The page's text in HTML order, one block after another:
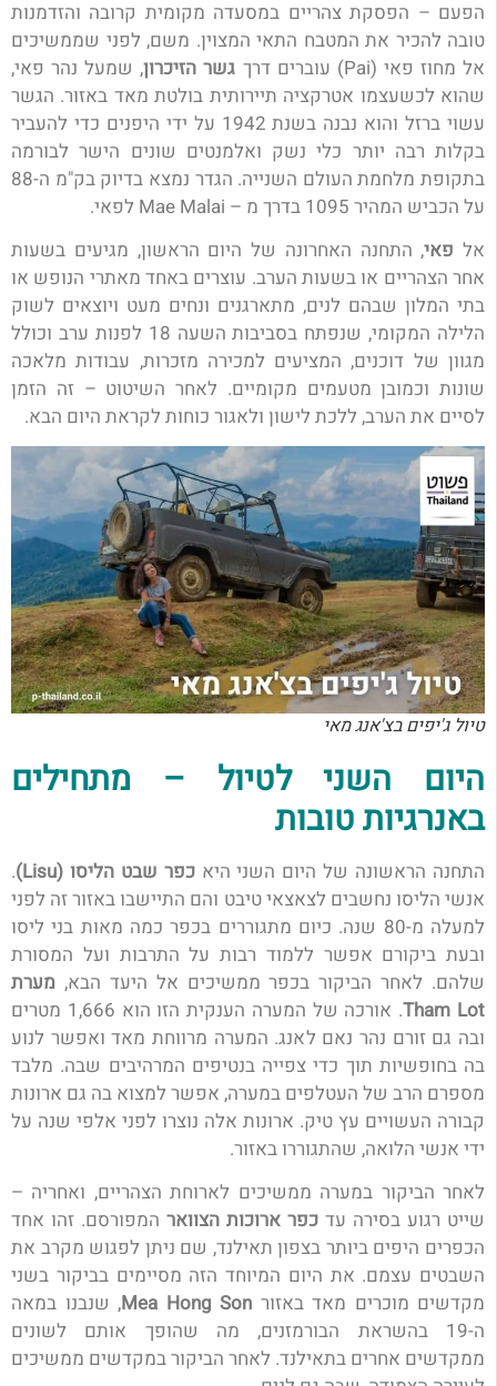
הפעם – הפסקת צהריים במסעדה מקומית קרובה והזדמנות
טובה להכיר את המטבח התאי המצוין. משם, לפני שממשיכים
אל מחוז פאי (Pai) עוברים דרך
גשר הזיכרון, שמעל נהר פאי,
שהוא לכשעצמו אטרקציה תיירותית בולטת מאד באזור. הגשר
עשוי ברזל והוא נבנה בשנת 1942 על ידי היפנים כדי להעביר
בקלות רבה יותר כלי נשק ואלמנטים שונים הישר לבורמה
בתקופת מלחמת העולם השנייה. הגדר נמצא בדיוק בק"מ ה-88
על הכביש המהיר 1095 בדרך מ – Mae Malai לפאי.
אל פאי, התחנה האחרונה של היום הראשון, מגיעים בשעות
אחר הצהריים או בשעות הערב. עוצרים באחד מאתרי הנופש או
בתי המלון שבהם לנים, מתארגנים ונחים מעט ויוצאים לשוק
הלילה המקומי, שנפתח בסביבות השעה 18 לפנות ערב וכולל
מגוון של דוכנים, המציעים למכירה מזכרות, עבודות מלאכה
שונות וכמובן מטעמים מקומיים. לאחר השיטוט – זה הזמן
לסיים את הערב, ללכת לישון ולאגור כוחות לקראת היום הבא.
טיול ג'יפים בצ'אנג מאי
היום השני לטיול – מתחילים
באנרגיות טובות
התחנה הראשונה של היום השני היאכפר שבט הליסו (Lisu)
.
אנשי הליסו נחשבים לצאצאי טיבט והם התיישבו באזור זה לפני
למעלה מ-80 שנה. כיום מתגוררים בכפר כמה מאות בני ליסו
ובעת ביקורם אפשר ללמוד רבות על התרבות ועל המסורת
שלהם. לאחר הביקור בכפר ממשיכים אל היעד הבא, מערת
Tham Lot
. אורכה של המערה הענקית הזו הוא 1,666 מטרים
ובה גם זורם נהר נאם לאנג. המערה מרווחת מאד ואפשר לנוע
בה בחופשיות תוך כדי צפייה בנטיפים המרהיבים שבה. מלבד
מספרם הרב של העטלפים במערה, אפשר למצוא בה גם ארונות
קבורה העשויים עץ טיק. ארונות אלה נוצרו לפני אלפי שנה על
ידי אנשי הלואה, שהתגוררו באזור.
לאחר הביקור במערה ממשיכים לארוחת הצהריים, ואחריה –
שייט רגוע בסירה עד כפר ארוכות הצוואר המפורסם. זהו אחד
הכפרים היפים ביותר בצפון תאילנד, שם ניתן לפגוש מקרב את
השבטים עצמם. את היום המיוחד הזה מסיימים בביקור בשני
מקדשים מוכרים מאד באזור Mea Hong Son, שנבנו במאה
ה-19 בהשראת הבורמזנים, מה שהופך אותם לשונים
ממקדשים אחרים בתאילנד. לאחר הביקור במקדשים ממשיכים